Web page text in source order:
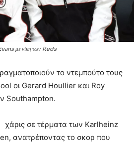
με νίκη των Reds
το ντεμπούτο τους
οι Gerard Houllier και Roy
Southampton.
χάρις σε τέρματα των Karlheinz
ανατρέποντας το σκορ που